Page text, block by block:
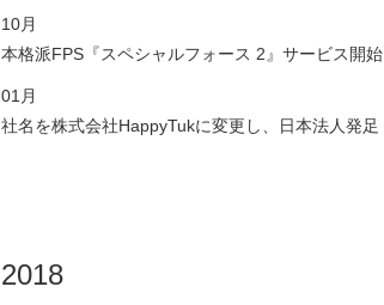
10月
本格派FPS『スペシャルフォース 2』サービス開始
01月
社名を株式会社HappyTukに変更し、日本法人発足
2018